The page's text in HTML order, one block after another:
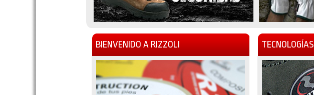
BIENVENIDO A RIZZOLI TECNOLOGÍAS